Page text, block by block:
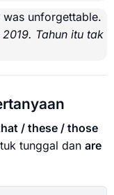
was unforgettable.
Tahun itu tak
/ these / those
tunggal dan are